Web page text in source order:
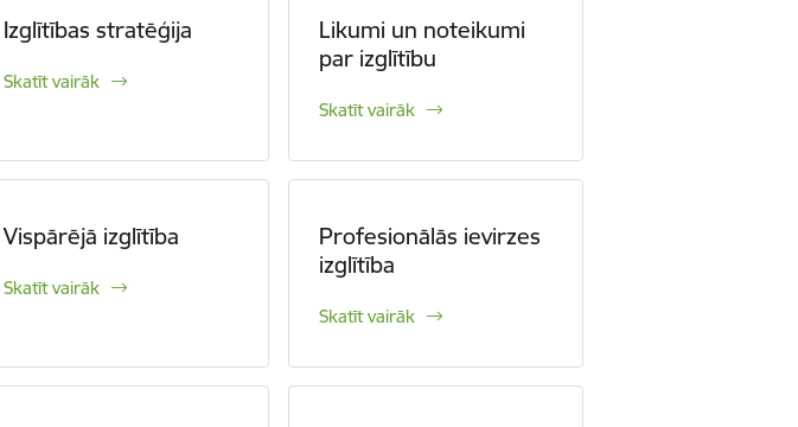
Izglītības stratēģija
Skatīt vairāk
Likumi un noteikumi
par izglītību
Skatīt vairāk
Vispārējā izglītība
Skatīt vairāk
Profesionālās ievirzes
izglītība
Skatīt vairāk